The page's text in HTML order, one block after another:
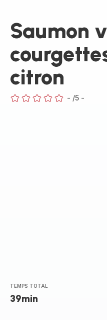
Saumon
citron
- /5 -
TEMPS TOTAL
39min